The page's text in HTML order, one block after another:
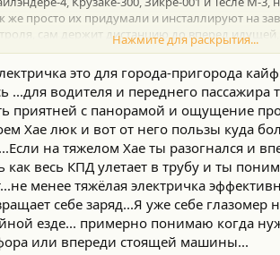
же просто их придумали и инсталлируют на
сам держит дистанцию до вперед
пересекающего, адптивный свет,
и точно выдерживать максимально
убивающих бату больших токов с
это огромная стекляха на крыше
сгоняли втроём 160 км, со индикацией
точно проедет, из заявленных 401км по
Нажмите для раскрытия...
это для города-пригорода
водителя и переднего пассажира
приятней с панорамой и ощущение
Хае люк и вот от него пользы куда
на тяжелом Хае ты разогнался и
как весь КПД улетает в трубу и ты
менее тяжёлая электричка
себе заряд...Я уже себе
езде... примерно понимаю когда
или впереди стоящей машины...